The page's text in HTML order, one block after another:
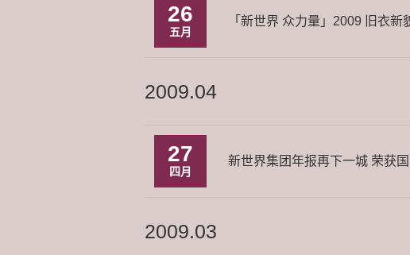
26
五月
「新世界 众力量」2009 旧衣
2009.04
27
四月
新世界集团年报再下一城 荣获
2009.03